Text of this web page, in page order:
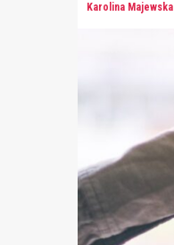
Karolina Majewska